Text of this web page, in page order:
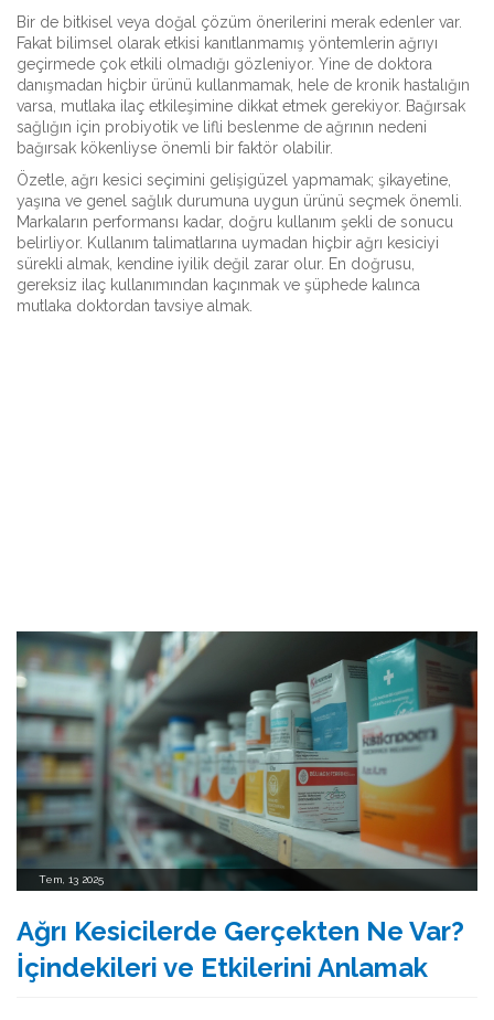
Bir de bitkisel veya doğal çözüm önerilerini merak edenler var.
Fakat bilimsel olarak etkisi kanıtlanmamış yöntemlerin ağrıyı
geçirmede çok etkili olmadığı gözleniyor. Yine de doktora
danışmadan hiçbir ürünü kullanmamak, hele de kronik hastalığın
varsa, mutlaka ilaç etkileşimine dikkat etmek gerekiyor. Bağırsak
sağlığın için probiyotik ve lifli beslenme de ağrının nedeni
bağırsak kökenliyse önemli bir faktör olabilir.
Özetle, ağrı kesici seçimini gelişigüzel yapmamak; şikayetine,
yaşına ve genel sağlık durumuna uygun ürünü seçmek önemli.
Markaların performansı kadar, doğru kullanım şekli de sonucu
belirliyor. Kullanım talimatlarına uymadan hiçbir ağrı kesiciyi
sürekli almak, kendine iyilik değil zarar olur. En doğrusu,
gereksiz ilaç kullanımından kaçınmak ve şüphede kalınca
mutlaka doktordan tavsiye almak.
Tem, 13 2025
Ağrı Kesicilerde Gerçekten Ne Var?
İçindekileri ve Etkilerini Anlamak